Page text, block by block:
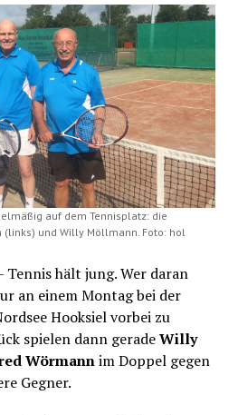
auf dem Tennisplatz: die
(links) und Willy Möllmann. Foto: hol
Tennis hält jung. Wer daran
an einem Montag bei der
Hooksiel vorbei zu
spielen dann geradeWilly
Wörmannim Doppel gegen
Gegner.